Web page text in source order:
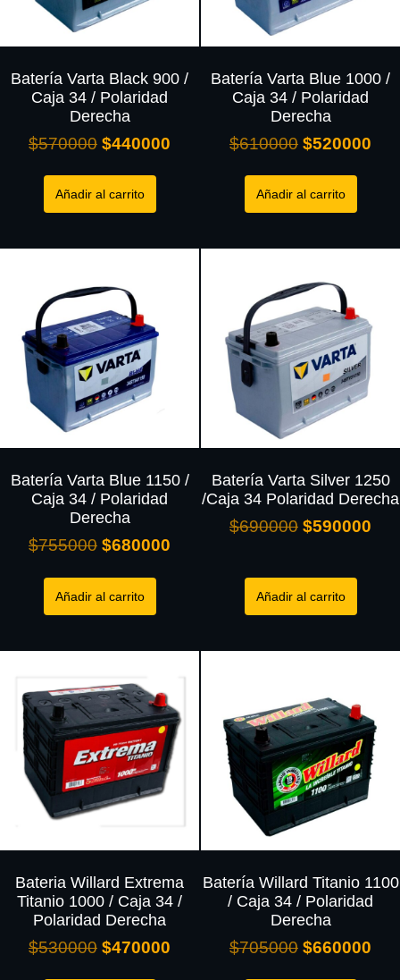
Batería Varta Black 900 /
Caja 34 / Polaridad
Derecha
$570000 $440000
Añadir al carrito
Batería Varta Blue 1000 /
Caja 34 / Polaridad
Derecha
$610000 $520000
Añadir al carrito
Batería Varta Blue 1150 /
Caja 34 / Polaridad
Derecha
$755000 $680000
Añadir al carrito
Batería Varta Silver 1250
/Caja 34 Polaridad Derecha
$690000 $590000
Añadir al carrito
Bateria Willard Extrema
Titanio 1000 / Caja 34 /
Polaridad Derecha
$530000 $470000
Batería Willard Titanio 1100
/ Caja 34 / Polaridad
Derecha
$705000 $660000